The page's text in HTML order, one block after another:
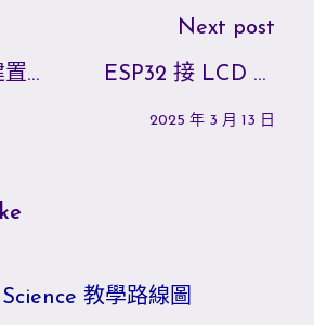
置
Next post
ESP32 接 LCD 顯
示繁體中文
2025 年 3 月 13 日
教學路線圖